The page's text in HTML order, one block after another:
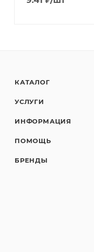
КАТАЛОГ
УСЛУГИ
ИНФОРМАЦИЯ
ПОМОЩЬ
БРЕНДЫ